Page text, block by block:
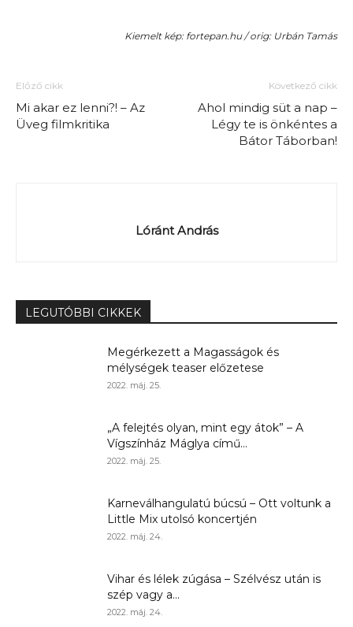
Kiemelt kép: fortepan.hu / orig: Urbán Tamás
Előző cikk
Mi akar ez lenni?! – Az
Üveg filmkritika
Következő cikk
Ahol mindig süt a nap –
Légy te is önkéntes a
Bátor Táborban!
Lóránt András
LEGUTÓBBI CIKKEK
Megérkezett a Magasságok és
mélységek teaser előzetese
2022. máj. 25.
„A felejtés olyan, mint egy átok” – A
Vígszínház Máglya című...
2022. máj. 25.
Karneválhangulatú búcsú – Ott voltunk a
Little Mix utolsó koncertjén
2022. máj. 24.
Vihar és lélek zúgása – Szélvész után is
szép vagy a...
2022. máj. 24.